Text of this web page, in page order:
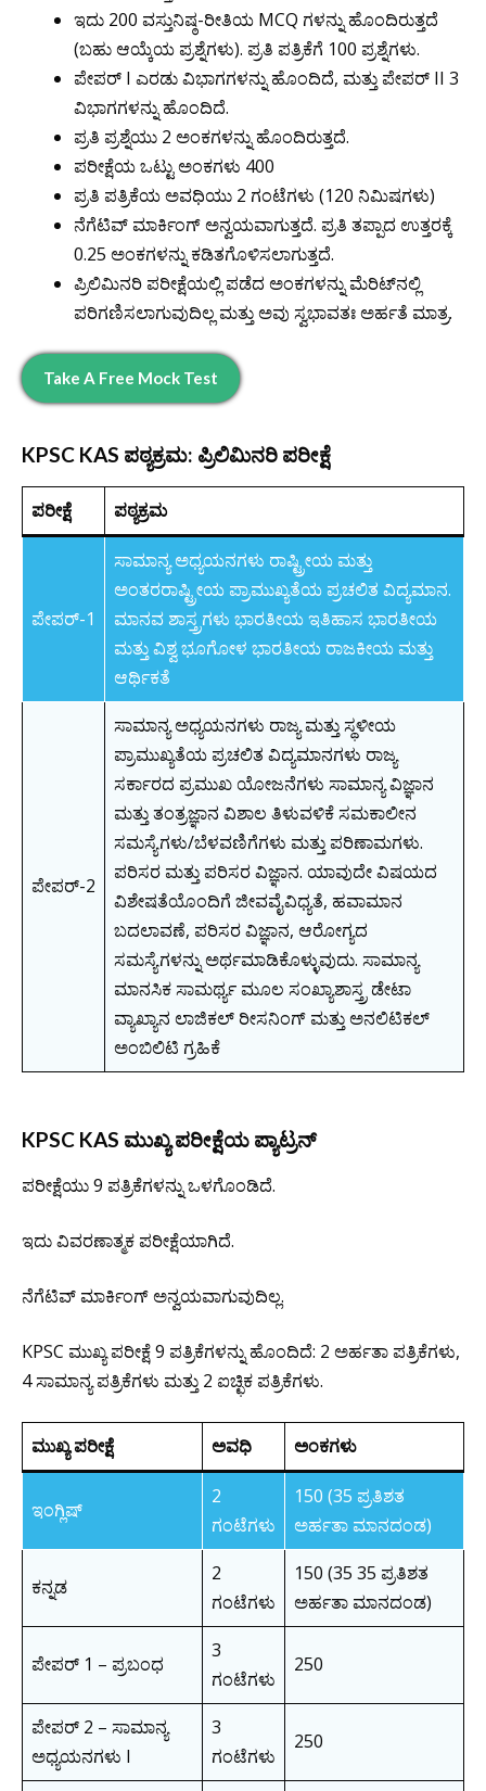
ಇದು 200 ವಸ್ತುನಿಷ್ಠ-ರೀತಿಯ MCQ ಗಳನ್ನು ಹೊಂದಿರುತ್ತದೆ
(ಬಹು ಆಯ್ಕೆಯ ಪ್ರಶ್ನೆಗಳು). ಪ್ರತಿ ಪತ್ರಿಕೆಗೆ 100 ಪ್ರಶ್ನೆಗಳು.
ಪೇಪರ್ I ಎರಡು ವಿಭಾಗಗಳನ್ನು ಹೊಂದಿದೆ, ಮತ್ತು ಪೇಪರ್ II 3
ವಿಭಾಗಗಳನ್ನು ಹೊಂದಿದೆ.
ಪ್ರತಿ ಪ್ರಶ್ನೆಯು 2 ಅಂಕಗಳನ್ನು ಹೊಂದಿರುತ್ತದೆ.
ಪರೀಕ್ಷೆಯ ಒಟ್ಟು ಅಂಕಗಳು 400
ಪ್ರತಿ ಪತ್ರಿಕೆಯ ಅವಧಿಯು 2 ಗಂಟೆಗಳು (120 ನಿಮಿಷಗಳು)
ನೆಗೆಟಿವ್ ಮಾರ್ಕಿಂಗ್ ಅನ್ವಯವಾಗುತ್ತದೆ. ಪ್ರತಿ ತಪ್ಪಾದ ಉತ್ತರಕ್ಕೆ
0.25 ಅಂಕಗಳನ್ನು ಕಡಿತಗೊಳಿಸಲಾಗುತ್ತದೆ.
ಪ್ರಿಲಿಮಿನರಿ ಪರೀಕ್ಷೆಯಲ್ಲಿ ಪಡೆದ ಅಂಕಗಳನ್ನು ಮೆರಿಟ್‌ನಲ್ಲಿ
ಪರಿಗಣಿಸಲಾಗುವುದಿಲ್ಲ ಮತ್ತು ಅವು ಸ್ವಭಾವತಃ ಅರ್ಹತೆ ಮಾತ್ರ.
Take A Free Mock Test
KPSC KAS ಪಠ್ಯಕ್ರಮ: ಪ್ರಿಲಿಮಿನರಿ ಪರೀಕ್ಷೆ
ಪರೀಕ್ಷೆ ಪಠ್ಯಕ್ರಮ
ಪೇಪರ್-1
ಸಾಮಾನ್ಯ ಅಧ್ಯಯನಗಳು ರಾಷ್ಟ್ರೀಯ ಮತ್ತು
ಅಂತರರಾಷ್ಟ್ರೀಯ ಪ್ರಾಮುಖ್ಯತೆಯ ಪ್ರಚಲಿತ ವಿದ್ಯಮಾನ.
ಮಾನವ ಶಾಸ್ತ್ರಗಳು ಭಾರತೀಯ ಇತಿಹಾಸ ಭಾರತೀಯ
ಮತ್ತು ವಿಶ್ವ ಭೂಗೋಳ ಭಾರತೀಯ ರಾಜಕೀಯ ಮತ್ತು
ಆರ್ಥಿಕತೆ
ಪೇಪರ್-2
ಸಾಮಾನ್ಯ ಅಧ್ಯಯನಗಳು ರಾಜ್ಯ ಮತ್ತು ಸ್ಥಳೀಯ
ಪ್ರಾಮುಖ್ಯತೆಯ ಪ್ರಚಲಿತ ವಿದ್ಯಮಾನಗಳು ರಾಜ್ಯ
ಸರ್ಕಾರದ ಪ್ರಮುಖ ಯೋಜನೆಗಳು ಸಾಮಾನ್ಯ ವಿಜ್ಞಾನ
ಮತ್ತು ತಂತ್ರಜ್ಞಾನ ವಿಶಾಲ ತಿಳುವಳಿಕೆ ಸಮಕಾಲೀನ
ಸಮಸ್ಯೆಗಳು/ಬೆಳವಣಿಗೆಗಳು ಮತ್ತು ಪರಿಣಾಮಗಳು.
ಪರಿಸರ ಮತ್ತು ಪರಿಸರ ವಿಜ್ಞಾನ. ಯಾವುದೇ ವಿಷಯದ
ವಿಶೇಷತೆಯೊಂದಿಗೆ ಜೀವವೈವಿಧ್ಯತೆ, ಹವಾಮಾನ
ಬದಲಾವಣೆ, ಪರಿಸರ ವಿಜ್ಞಾನ, ಆರೋಗ್ಯದ
ಸಮಸ್ಯೆಗಳನ್ನು ಅರ್ಥಮಾಡಿಕೊಳ್ಳುವುದು. ಸಾಮಾನ್ಯ
ಮಾನಸಿಕ ಸಾಮರ್ಥ್ಯ ಮೂಲ ಸಂಖ್ಯಾಶಾಸ್ತ್ರ ಡೇಟಾ
ವ್ಯಾಖ್ಯಾನ ಲಾಜಿಕಲ್ ರೀಸನಿಂಗ್ ಮತ್ತು ಅನಲಿಟಿಕಲ್
ಅಂಬಿಲಿಟಿ ಗ್ರಹಿಕೆ
KPSC KAS ಮುಖ್ಯ ಪರೀಕ್ಷೆಯ ಪ್ಯಾಟ್ರನ್
ಪರೀಕ್ಷೆಯು 9 ಪತ್ರಿಕೆಗಳನ್ನು ಒಳಗೊಂಡಿದೆ.
ಇದು ವಿವರಣಾತ್ಮಕ ಪರೀಕ್ಷೆಯಾಗಿದೆ.
ನೆಗೆಟಿವ್ ಮಾರ್ಕಿಂಗ್ ಅನ್ವಯವಾಗುವುದಿಲ್ಲ.
KPSC ಮುಖ್ಯ ಪರೀಕ್ಷೆ 9 ಪತ್ರಿಕೆಗಳನ್ನು ಹೊಂದಿದೆ: 2 ಅರ್ಹತಾ ಪತ್ರಿಕೆಗಳು,
4 ಸಾಮಾನ್ಯ ಪತ್ರಿಕೆಗಳು ಮತ್ತು 2 ಐಚ್ಛಿಕ ಪತ್ರಿಕೆಗಳು.
ಮುಖ್ಯ ಪರೀಕ್ಷೆ ಅವಧಿ ಅಂಕಗಳು
ಇಂಗ್ಲಿಷ್
2
ಗಂಟೆಗಳು
150 (35 ಪ್ರತಿಶತ
ಅರ್ಹತಾ ಮಾನದಂಡ)
ಕನ್ನಡ
2
ಗಂಟೆಗಳು
150 (35 35 ಪ್ರತಿಶತ
ಅರ್ಹತಾ ಮಾನದಂಡ)
ಪೇಪರ್ 1 – ಪ್ರಬಂಧ
3
ಗಂಟೆಗಳು
250
ಪೇಪರ್ 2 – ಸಾಮಾನ್ಯ
ಅಧ್ಯಯನಗಳು I
3
ಗಂಟೆಗಳು
250